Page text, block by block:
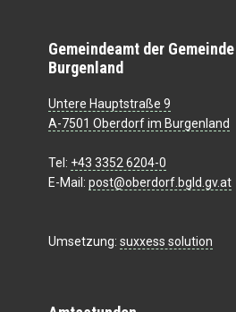
Gemeindeamt der
Burgenland
Untere Hauptstraße 9
A-7501 Oberdorf im Burgenland
Tel: +43 3352 6204-0
E-Mail: post@oberdorf.bgld.gv.at
Umsetzung: suxxess solution